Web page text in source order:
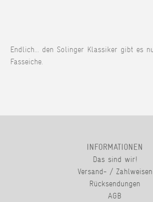
Endlich... den Solinger Klassiker gibt es
Fasseiche.
INFORMATIONEN
Das sind wir!
Versand- / Zahlweisen
Rücksendungen
AGB